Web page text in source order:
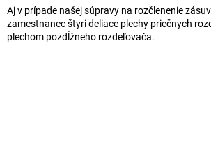
Aj v prípade našej súpravy na rozčlenenie
zamestnanec štyri deliace plechy priečnych
plechom pozdĺžneho rozdeľovača.